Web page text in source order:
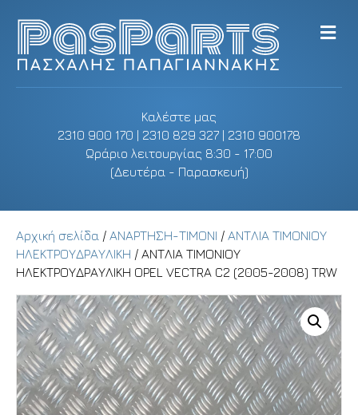
Καλέστε μας
2310 900 170 | 2310 829 327 | 2310 900178
Ωράριο λειτουργίας 8:30 - 17:00
(Δευτέρα - Παρασκευή)
M
e
Αρχική σελίδα / ΑΝΑΡΤΗΣΗ-ΤΙΜΟΝΙ / ΑΝΤΛΙΑ ΤΙΜΟΝΙΟΥ
ΗΛΕΚΤΡΟΥΔΡΑΥΛΙΚΗ / ΑΝΤΛΙΑ ΤΙΜΟΝΙΟΥ
ΗΛΕΚΤΡΟΥΔΡΑΥΛΙΚΗ OPEL VECTRA C2 (2005-2008) TRW